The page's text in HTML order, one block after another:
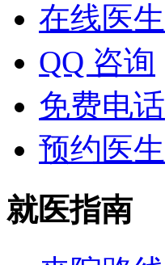
在线医生
QQ 咨询
免费电话
预约医生
就医指南